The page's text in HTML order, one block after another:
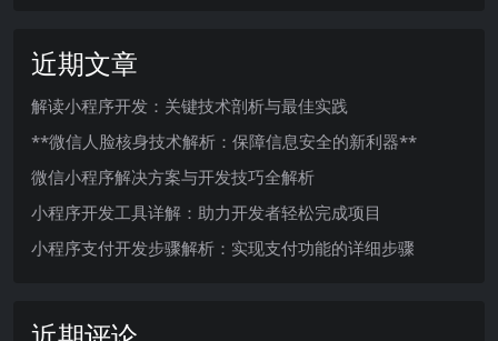
近期文章
解读小程序开发：关键技术剖析与最佳实践
**微信人脸核身技术解析：保障信息安全的新利器**
微信小程序解决方案与开发技巧全解析
小程序开发工具详解：助力开发者轻松完成项目
小程序支付开发步骤解析：实现支付功能的详细步骤